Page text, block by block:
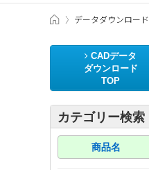
ビジネスのお客様 HOME
データダウンロード
CADデータ
ダウンロード
TOP
カテゴリー検索
商品名